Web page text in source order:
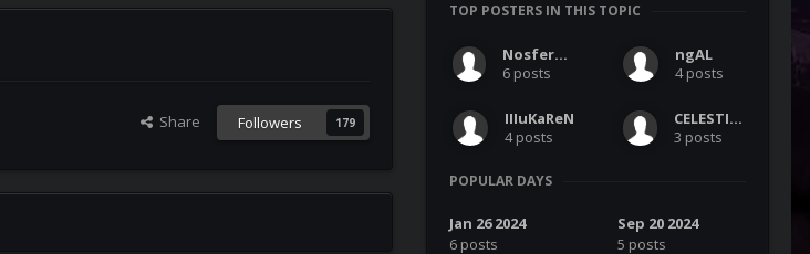
Share Followers 179
TOP POSTERS IN THIS TOPIC
Nosferatu
6 posts
ngAL
4 posts
IIIuKaReN
4 posts
CELESTIAL
3 posts
POPULAR DAYS
Jan 26 2024
6 posts
Sep 20 2024
5 posts